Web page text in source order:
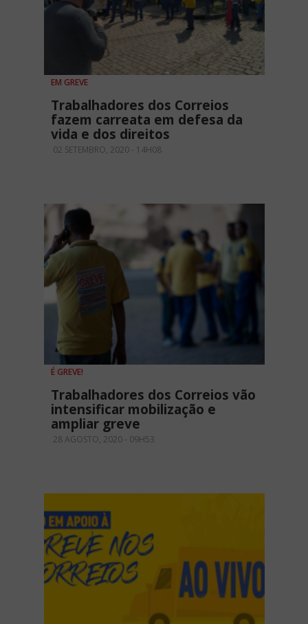
EM GREVE
Trabalhadores dos Correios
fazem carreata em defesa da
vida e dos direitos
02 SETEMBRO, 2020 - 14H08
É GREVE!
Trabalhadores dos Correios vão
intensificar mobilização e
ampliar greve
28 AGOSTO, 2020 - 09H53